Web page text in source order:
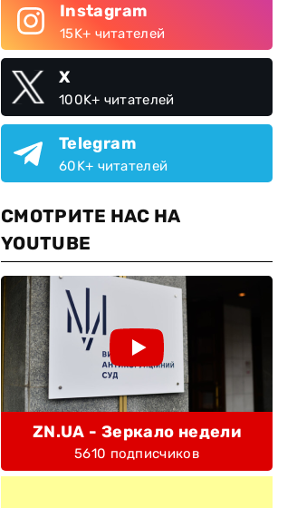
Instagram
15K+ читателей
X
100K+ читателей
Telegram
60K+ читателей
СМОТРИТЕ НАС НА
YOUTUBE
ZN.UA - Зеркало недели
5610 подписчиков